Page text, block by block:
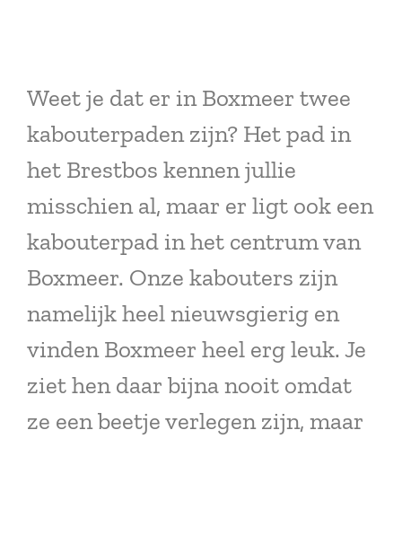
Weet je dat er in Boxmeer twee
kabouterpaden zijn? Het pad in
het Brestbos kennen jullie
misschien al, maar er ligt ook een
kabouterpad in het centrum van
Boxmeer. Onze kabouters zijn
namelijk heel nieuwsgierig en
vinden Boxmeer heel erg leuk. Je
ziet hen daar bijna nooit omdat
ze een beetje verlegen zijn, maar